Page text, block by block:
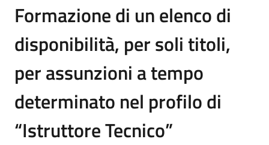
Formazione di un elenco di
disponibilità, per soli titoli,
per assunzioni a tempo
determinato nel profilo di
“Istruttore Tecnico”